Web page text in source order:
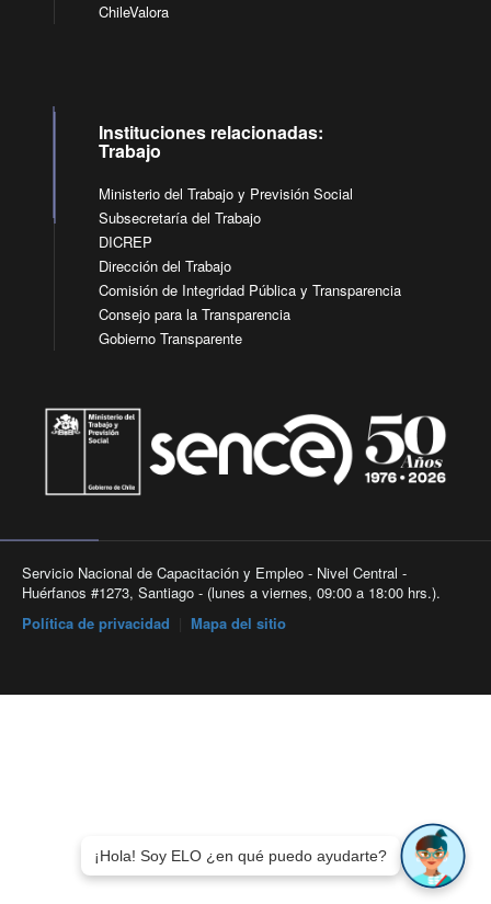
ChileValora
Instituciones relacionadas:
Trabajo
Ministerio del Trabajo y Previsión Social
Subsecretaría del Trabajo
DICREP
Dirección del Trabajo
Comisión de Integridad Pública y Transparencia
Consejo para la Transparencia
Gobierno Transparente
Servicio Nacional de Capacitación y Empleo - Nivel Central -
Huérfanos #1273, Santiago - (lunes a viernes, 09:00 a 18:00 hrs.).
Política de privacidad
Mapa del sitio
¡Hola! Soy ELO ¿en qué puedo ayudarte?